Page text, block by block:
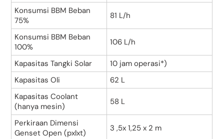
Konsumsi BBM Beban
75%
81 L/h
Konsumsi BBM Beban
100%
106 L/h
Kapasitas Tangki Solar
10 jam operasi*)
Kapasitas Oli
62 L
Kapasitas Coolant
(hanya mesin)
58 L
Perkiraan Dimensi
Genset Open (pxlxt)
3 ,5x 1,25 x 2 m